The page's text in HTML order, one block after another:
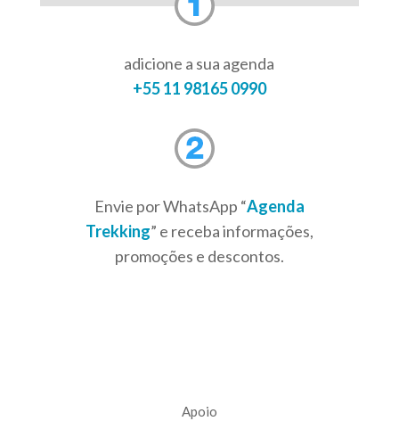
adicione a sua agenda
+55 11 98165 0990
Envie por WhatsApp “Agenda
Trekking” e receba informações,
promoções e descontos.
Apoio